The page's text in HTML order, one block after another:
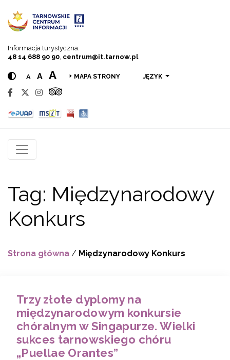
Informacja turystyczna:
48 14 688 90 90 centrum@it.tarnow.pl
A A A MAPA STRONY JĘZYK
Tag: Międzynarodowy
Konkurs
Strona główna / Międzynarodowy Konkurs
Trzy złote dyplomy na
międzynarodowym konkursie
chóralnym w Singapurze. Wielki
sukces tarnowskiego chóru
„Puellae Orantes”